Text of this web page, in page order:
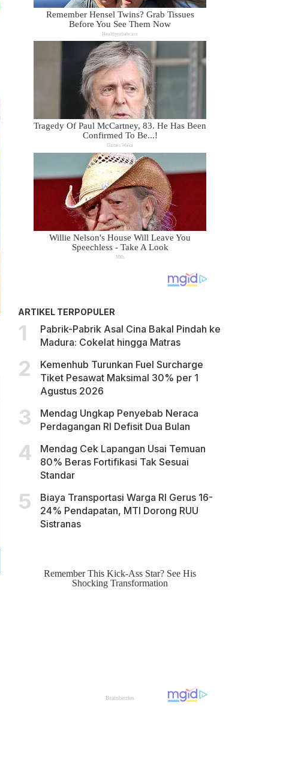
ARTIKEL TERPOPULER
Pabrik-Pabrik Asal Cina Bakal Pindah ke
Madura: Cokelat hingga Matras
Kemenhub Turunkan Fuel Surcharge
Tiket Pesawat Maksimal 30% per 1
Agustus 2026
Mendag Ungkap Penyebab Neraca
Perdagangan RI Defisit Dua Bulan
Mendag Cek Lapangan Usai Temuan
80% Beras Fortifikasi Tak Sesuai
Standar
Biaya Transportasi Warga RI Gerus 16-
24% Pendapatan, MTI Dorong RUU
Sistranas